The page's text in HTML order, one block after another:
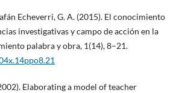
Echeverri, G. A. (2015). El conocimiento
investigativas y campo de acción en la
palabra y obra, 1(14), 8–21.
Elaborating a model of teacher